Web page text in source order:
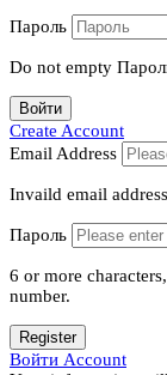
Пароль
Do not empty
Войти
Create Account
Email Address
Invaild email
Пароль
6 or more
number.
Register
Войти Account